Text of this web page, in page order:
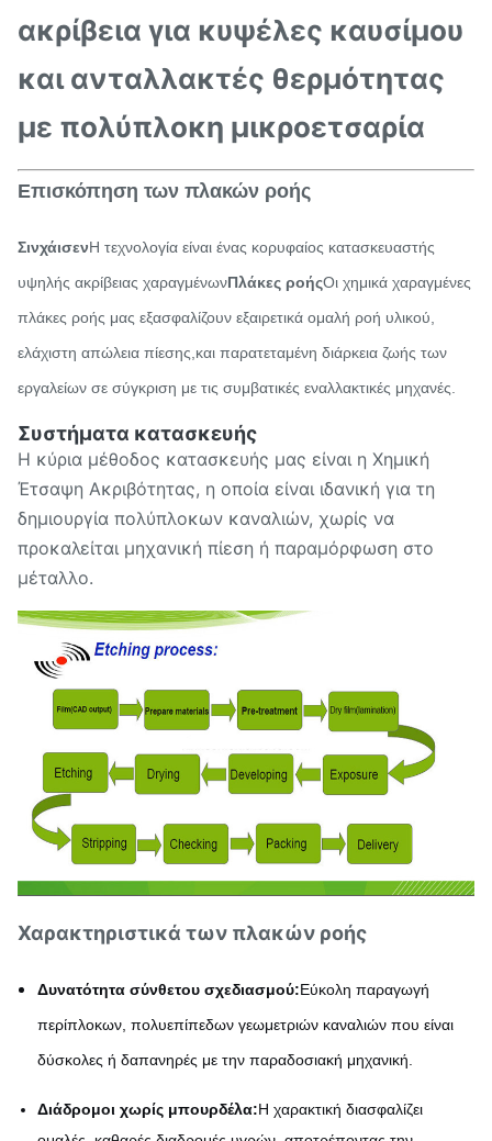
ακρίβεια για κυψέλες καυσίμου
και ανταλλακτές θερμότητας
με πολύπλοκη μικροετσαρία
Επισκόπηση των πλακών ροής
ΣινχάισενΗ τεχνολογία είναι ένας κορυφαίος κατασκευαστής
υψηλής ακρίβειας χαραγμένωνΠλάκες ροήςΟι χημικά χαραγμένες
πλάκες ροής μας εξασφαλίζουν εξαιρετικά ομαλή ροή υλικού,
ελάχιστη απώλεια πίεσης,και παρατεταμένη διάρκεια ζωής των
εργαλείων σε σύγκριση με τις συμβατικές εναλλακτικές μηχανές.
Συστήματα κατασκευής
Η κύρια μέθοδος κατασκευής μας είναι η Χημική
Έτσαψη Ακριβότητας, η οποία είναι ιδανική για τη
δημιουργία πολύπλοκων καναλιών, χωρίς να
προκαλείται μηχανική πίεση ή παραμόρφωση στο
μέταλλο.
Χαρακτηριστικά των πλακών ροής
Δυνατότητα σύνθετου σχεδιασμού:Εύκολη παραγωγή
περίπλοκων, πολυεπίπεδων γεωμετριών καναλιών που είναι
δύσκολες ή δαπανηρές με την παραδοσιακή μηχανική.
Διάδρομοι χωρίς μπουρδέλα:Η χαρακτική διασφαλίζει